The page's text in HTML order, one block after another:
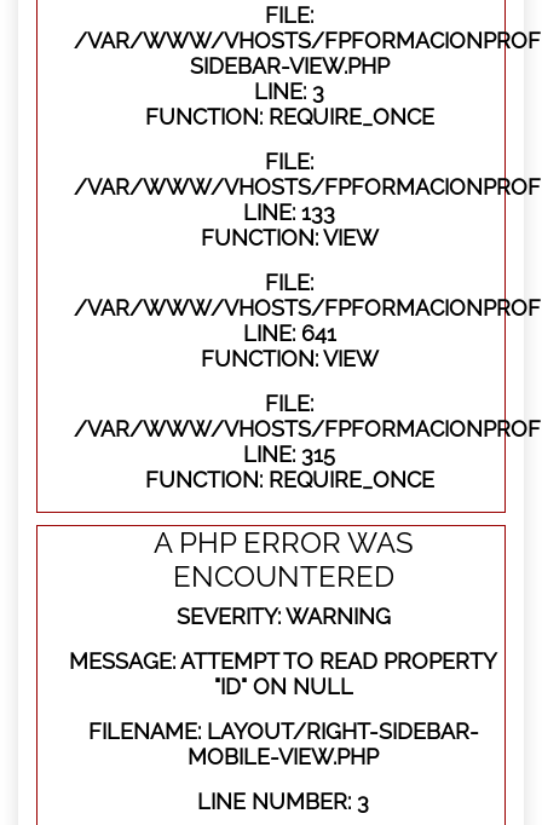
FILE:
/VAR/WWW/VHOSTS/
SIDEBAR-VIEW.PHP
LINE: 3
FUNCTION: REQUIRE_ONCE
FILE:
/VAR/WWW/VHOSTS/
LINE: 133
FUNCTION: VIEW
FILE:
/VAR/WWW/VHOSTS/
LINE: 641
FUNCTION: VIEW
FILE:
/VAR/WWW/VHOSTS/
LINE: 315
FUNCTION: REQUIRE_ONCE
A PHP ERROR WAS
ENCOUNTERED
SEVERITY: WARNING
MESSAGE: ATTEMPT TO READ PROPERTY
"ID" ON NULL
FILENAME: LAYOUT/RIGHT-SIDEBAR-
MOBILE-VIEW.PHP
LINE NUMBER: 3